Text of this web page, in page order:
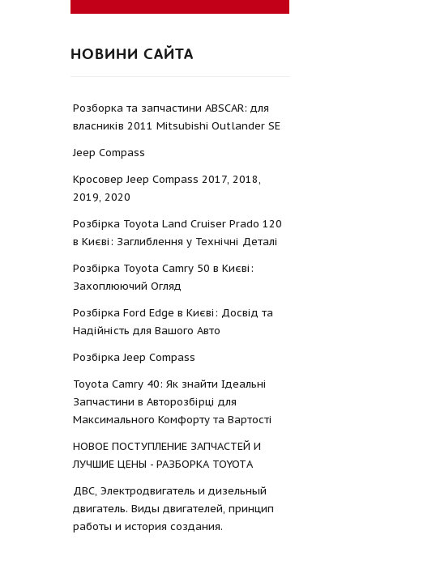
НОВИНИ САЙТА
Розборка та запчастини ABSCAR: для
власників 2011 Mitsubishi Outlander SE
Jeep Compass
Кросовер Jeep Compass 2017, 2018,
2019, 2020
Розбірка Toyota Land Cruiser Prado 120
в Києві: Заглиблення у Технічні Деталі
Розбірка Toyota Camry 50 в Києві:
Захоплюючий Огляд
Розбірка Ford Edge в Києві: Досвід та
Надійність для Вашого Авто
Розбірка Jeep Compass
Toyota Camry 40: Як знайти Ідеальні
Запчастини в Авторозбірці для
Максимального Комфорту та Вартості
НОВОЕ ПОСТУПЛЕНИЕ ЗАПЧАСТЕЙ И
ЛУЧШИЕ ЦЕНЫ - РАЗБОРКА TOYOTА
ДВС, Электродвигатель и дизельный
двигатель. Виды двигателей, принцип
работы и история создания.